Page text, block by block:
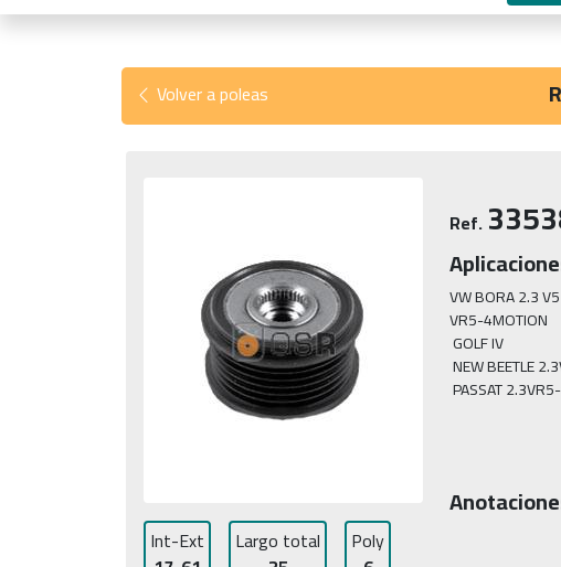
Volver a poleas
Int-Ext
Largo total
Poly
Ref.
VW BORA 2.3 V5
VR5-4MOTION
GOLF IV
NEW BEETLE
PASSAT